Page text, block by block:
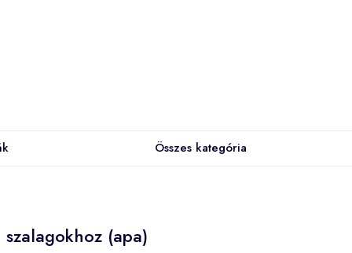
Összes kategória
(apa)